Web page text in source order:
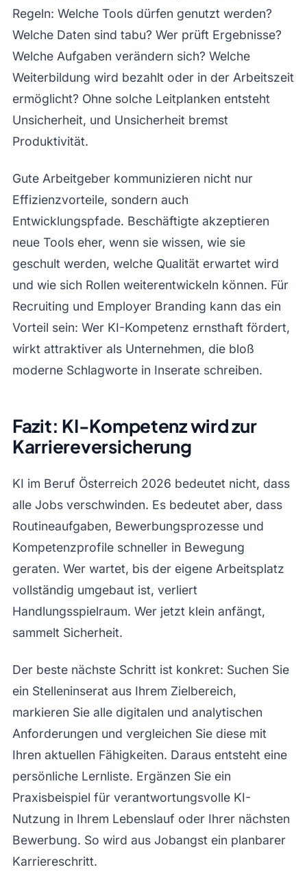
Regeln: Welche Tools dürfen genutzt werden?
Welche Daten sind tabu? Wer prüft Ergebnisse?
Welche Aufgaben verändern sich? Welche
Weiterbildung wird bezahlt oder in der Arbeitszeit
ermöglicht? Ohne solche Leitplanken entsteht
Unsicherheit, und Unsicherheit bremst
Produktivität.
Gute Arbeitgeber kommunizieren nicht nur
Effizienzvorteile, sondern auch
Entwicklungspfade. Beschäftigte akzeptieren
neue Tools eher, wenn sie wissen, wie sie
geschult werden, welche Qualität erwartet wird
und wie sich Rollen weiterentwickeln können. Für
Recruiting und Employer Branding kann das ein
Vorteil sein: Wer KI-Kompetenz ernsthaft fördert,
wirkt attraktiver als Unternehmen, die bloß
moderne Schlagworte in Inserate schreiben.
Fazit: KI-Kompetenz wird zur
Karriereversicherung
KI im Beruf Österreich 2026 bedeutet nicht, dass
alle Jobs verschwinden. Es bedeutet aber, dass
Routineaufgaben, Bewerbungsprozesse und
Kompetenzprofile schneller in Bewegung
geraten. Wer wartet, bis der eigene Arbeitsplatz
vollständig umgebaut ist, verliert
Handlungsspielraum. Wer jetzt klein anfängt,
sammelt Sicherheit.
Der beste nächste Schritt ist konkret: Suchen Sie
ein Stelleninserat aus Ihrem Zielbereich,
markieren Sie alle digitalen und analytischen
Anforderungen und vergleichen Sie diese mit
Ihren aktuellen Fähigkeiten. Daraus entsteht eine
persönliche Lernliste. Ergänzen Sie ein
Praxisbeispiel für verantwortungsvolle KI-
Nutzung in Ihrem Lebenslauf oder Ihrer nächsten
Bewerbung. So wird aus Jobangst ein planbarer
Karriereschritt.